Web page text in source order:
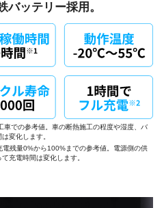
バッテリー採用。
での参考値。車の断熱施工の程度や湿度、バ
変化します。
残量0%から100%までの参考値。電源側の供
充電時間は変化します。